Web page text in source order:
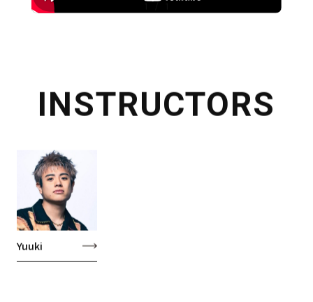
RECRUIT
© 2025 REI DANCE COLLECTION Co.,Ltd.
INSTRUCTORS
Yuuki